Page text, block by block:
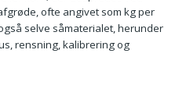
ofte angivet som kg per
selve såmaterialet, herunder
rensning, kalibrering og